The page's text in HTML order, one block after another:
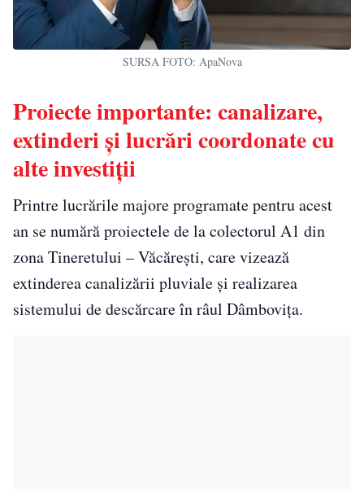
SURSA FOTO: ApaNova
Proiecte importante: canalizare,
extinderi și lucrări coordonate cu
alte investiții
Printre lucrările majore programate pentru acest
an se numără proiectele de la colectorul A1 din
zona Tineretului – Văcărești, care vizează
extinderea canalizării pluviale și realizarea
sistemului de descărcare în râul Dâmbovița.